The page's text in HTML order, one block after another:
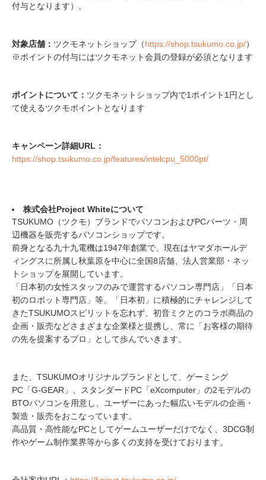
付与となります）。
対象店舗： ツクモネットショップ（https://shop.tsukumo.co.jp/）
※ポイントの付与にはツクモネット会員の登録が必須となります
ポイントについて： ツクモネットショップ内で1ポイント1円とし
て使えるツクモポイントとなります
キャンペーン詳細URL：
https://shop.tsukumo.co.jp/features/intelcpu_5000pt/
株式会社Project Whiteについて
TSUKUMO（ツクモ）ブランドでパソコンおよびPCパーツ・周
辺機器を販売するパソコンショップです。
前身となる九十九電機は1947年創業で、現在はヤマダホールデ
ィングスに所属し秋葉原を中心に全国8店舗、法人営業部・ネッ
トショップを展開しています。
「日本初の女性スタッフのみで運営するパソコン専門店」「日本
初のロボット専門店」等、「日本初」に積極的にチャレンジして
きたTSUKUMOスピリットを忘れず、初音ミクとのコラボ商品の
企画・販売などさまざまな企業様と提携し、常に「お客様の期待
の先を提案するプロ」として歩んでいきます。
また、TSUKUMOオリジナルブランドとして、ゲーミング
PC「G-GEAR」、スタンダードPC「eXcomputer」の2モデルの
BTOパソコンを用意し、ユーザーにあった幅広いモデルの企画・
製造・販売をおこなっています。
高品質・高性能なPCとしてゲームユーザーだけでなく、3DCG制
作やゲーム制作業界等から多くの支持を受けております。